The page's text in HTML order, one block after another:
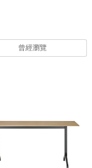
曾經瀏覽